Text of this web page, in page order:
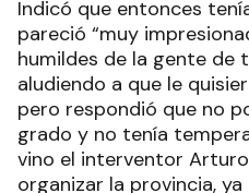
Indicó que entonces
pareció “muy
humildes de la gente de
aludiendo a que le
pero respondió que no
grado y no tenía
vino el interventor
organizar la provincia,